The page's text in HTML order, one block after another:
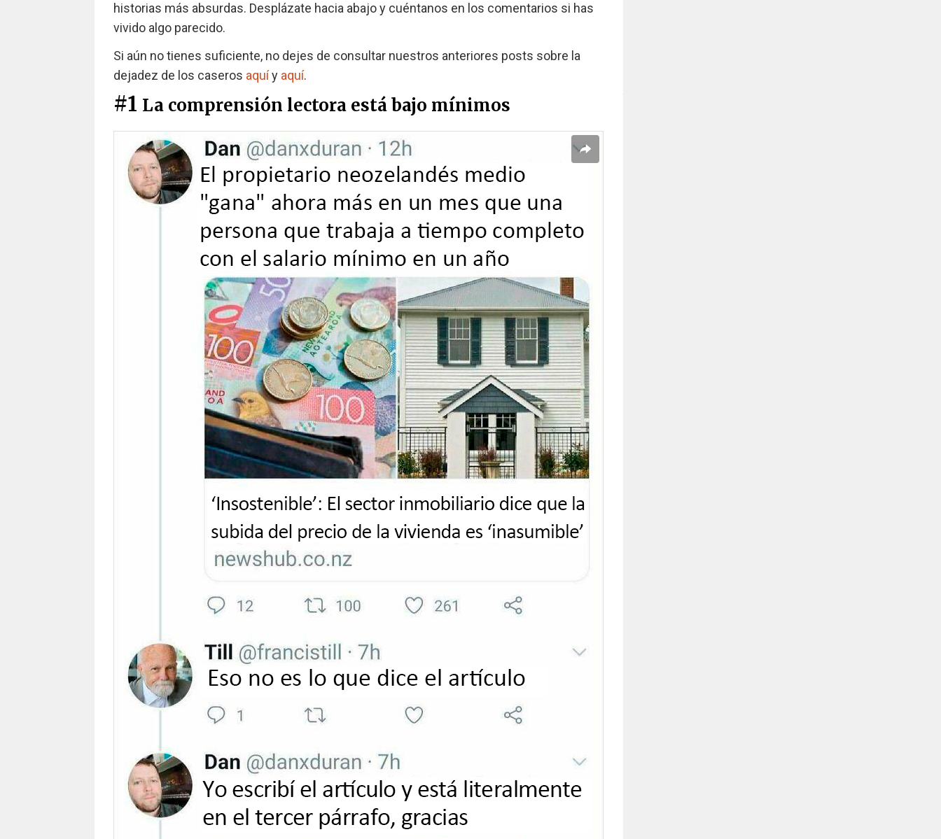
historias más absurdas. Desplázate hacia abajo y cuéntanos en los comentarios si has
vivido algo parecido.
Si aún no tienes suficiente, no dejes de consultar nuestros anteriores posts sobre la
dejadez de los caseros aquíy aquí.
#1 La comprensión lectora está bajo mínimos